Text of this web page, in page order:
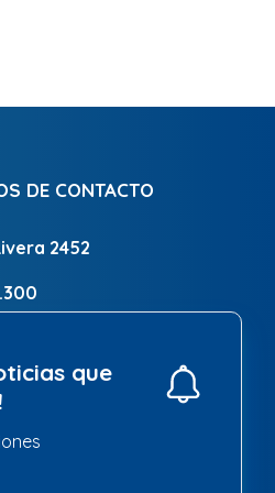
DE CONTACTO
2452
8788
que